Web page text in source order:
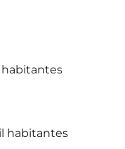
habitantes
habitantes